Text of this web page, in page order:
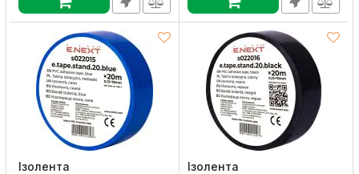
Ізолента
Ізолента